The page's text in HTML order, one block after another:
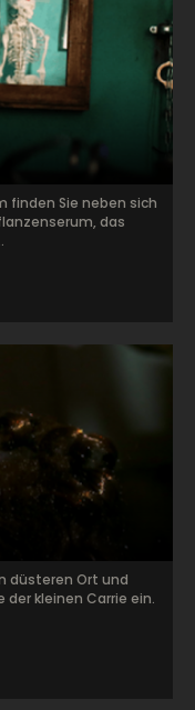
düsteren Ort und
kleinen Carrie ein.
finden Sie neben sich
das